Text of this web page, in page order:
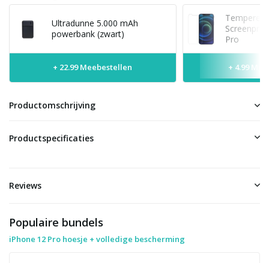
Ultradunne 5.000 mAh
powerbank (zwart)
+ 22.99 Meebestellen
Tempered
Pro
+ 4.99
Productomschrijving
Productspecificaties
Reviews
Populaire bundels
iPhone 12 Pro hoesje + volledige bescherming